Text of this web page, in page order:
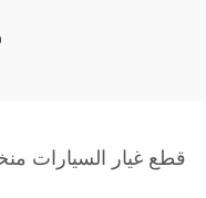
قطع غيار السيارات